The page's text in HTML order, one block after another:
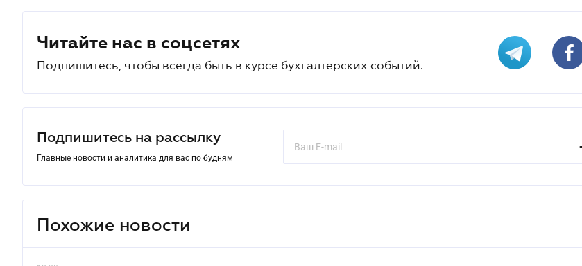
Читайте нас в соцсетях
Подпишитесь, чтобы всегда быть в курсе бухгалтерских событий.
Подпишитесь на рассылку
Главные новости и аналитика для вас по будням
Похожие новости